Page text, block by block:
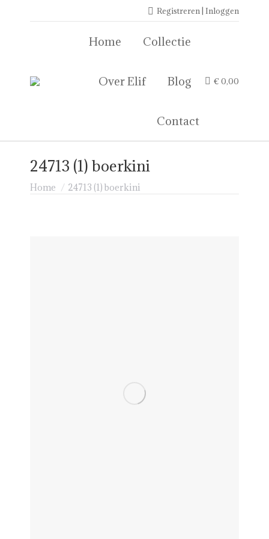
Registreren | Inloggen
Home Collectie
Over Elif Blog
Contact
€0,00
24713 (1) boerkini
Je bent hier:
Home 24713 (1) boerkini